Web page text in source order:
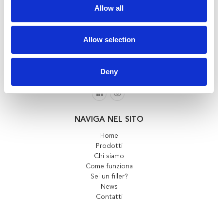
Allow all
Allow selection
Deny
info@teambeauty.it
NAVIGA NEL SITO
Home
Prodotti
Chi siamo
Come funziona
Sei un filler?
News
Contatti